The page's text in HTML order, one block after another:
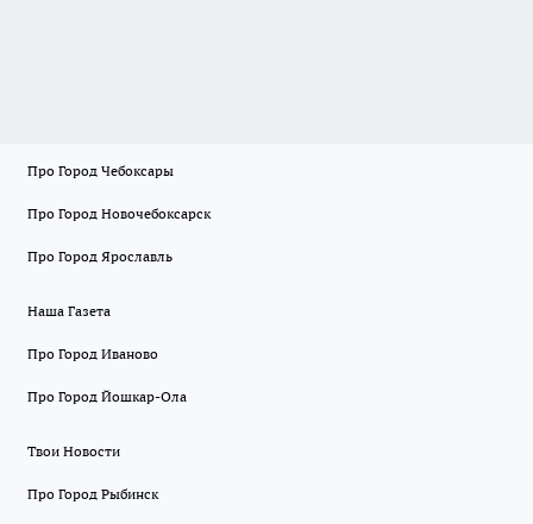
Про Город Чебоксары
Про Город Новочебоксарск
Про Город Ярославль
Наша Газета
Про Город Иваново
Про Город Йошкар-Ола
Твои Новости
Про Город Рыбинск